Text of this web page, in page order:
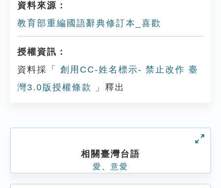
資料來源：
教育部重編國語辭典修訂本_喜歡
授權資訊：
資料採「
創用CC-姓名標示- 禁止改作 臺
灣3.0版授權條款
」釋出
相關臺灣台語
愛 意愛